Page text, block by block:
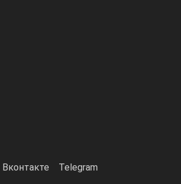
Вконтакте Telegram